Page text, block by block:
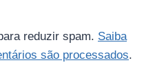
reduzir spam. Saiba
são processados.